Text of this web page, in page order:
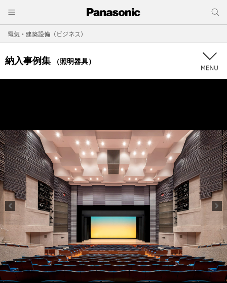
電気・建築設備（ビジネス）
納入事例集 （照明器具）